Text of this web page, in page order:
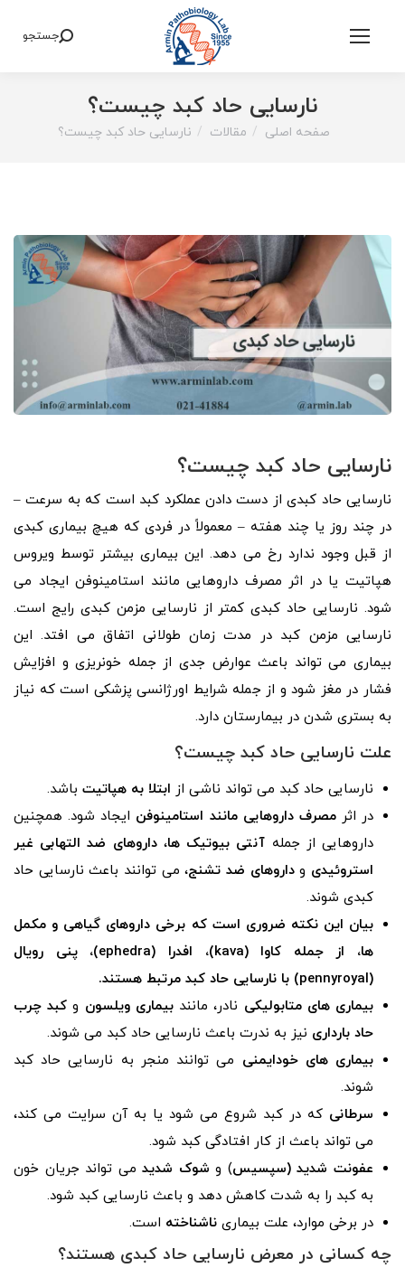
Search:
جستجو
نارسایی حاد کبد چیست؟
You are here:
صفحه اصلی مقالات نارسایی حاد کبد چیست؟
نارسایی حاد کبد چیست؟
نارسایی حاد کبدی از دست دادن عملکرد کبد است که به سرعت –
در چند روز یا چند هفته – معمولاً در فردی که هیچ بیماری کبدی
از قبل وجود ندارد رخ می دهد. این بیماری بیشتر توسط ویروس
هپاتیت یا در اثر مصرف داروهایی مانند استامینوفن ایجاد می
شود. نارسایی حاد کبدی کمتر از نارسایی مزمن کبدی رایج است.
نارسایی مزمن کبد در مدت زمان طولانی اتفاق می افتد. این
بیماری می تواند باعث عوارض جدی از جمله خونریزی و افزایش
فشار در مغز شود و از جمله شرایط اورژانسی پزشکی است که نیاز
به بستری شدن در بیمارستان دارد.
علت نارسایی حاد کبد چیست؟
نارسایی حاد کبد می تواند ناشی از ابتلا به هپاتیت باشد.
در اثرمصرف داروهایی مانند استامینوفن ایجاد شود. همچنین
داروهایی از جمله آنتی بیوتیک ها،داروهای ضد التهابی غیر
استروئیدی وداروهای ضد تشنج، می توانند باعث نارسایی حاد
کبدی شوند.
بیان این نکته ضروری است که برخی داروهای گیاهی و مکمل‌
ها، از جمله کاوا (kava)، افدرا (ephedra)، پنی رویال
(
pennyroyal) با نارسایی حاد کبد مرتبط هستند.
بیماری های متابولیکی نادر، مانندبیماری ویلسون و کبد چرب
حاد بارداری نیز به ندرت باعث نارسایی حاد کبد می شوند.
بیماری های خودایمنی می توانند منجر به نارسایی حاد کبد
شوند.
سرطانی که در کبد شروع می شود یا به آن سرایت می کند،
می تواند باعث از کار افتادگی کبد شود.
عفونت شدید (سپسیس) و شوک شدیدمی تواند جریان خون
به کبد را به شدت کاهش دهد و باعث نارسایی کبد شود.
در برخی موارد، علت بیماری ناشناخته است.
چه کسانی در معرض نارسایی حاد کبدی هستند؟